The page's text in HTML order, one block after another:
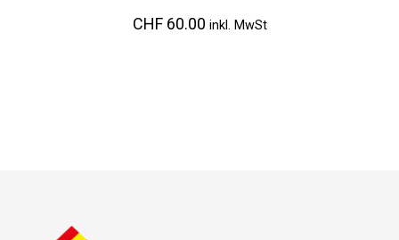
CHF60.00 inkl. MwSt